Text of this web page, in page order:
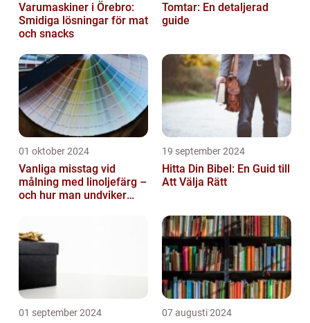
Varumaskiner i Örebro:
Smidiga lösningar för mat
och snacks
Tomtar: En detaljerad
guide
01 oktober 2024
Vanliga misstag vid
målning med linoljefärg –
och hur man undviker
19 september 2024
Hitta Din Bibel: En Guid till
Att Välja Rätt
01 september 2024 07 augusti 2024